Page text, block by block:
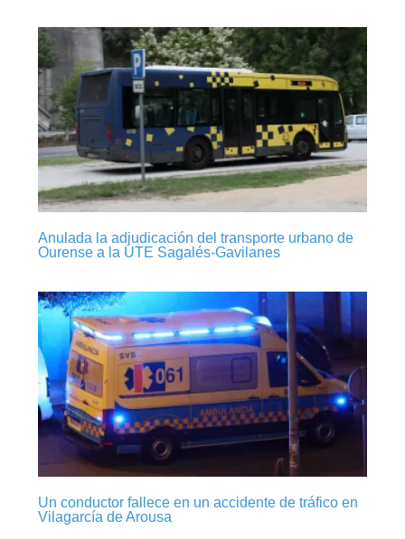
Anulada la adjudicación del transporte urbano de
Ourense a la UTE Sagalés-Gavilanes
Un conductor fallece en un accidente de tráfico en
Vilagarcía de Arousa